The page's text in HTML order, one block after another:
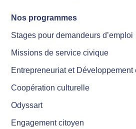
Nos programmes
Stages pour demandeurs d’emploi
Missions de service civique
Entrepreneuriat et Développement
Coopération culturelle
Odyssart
Engagement citoyen